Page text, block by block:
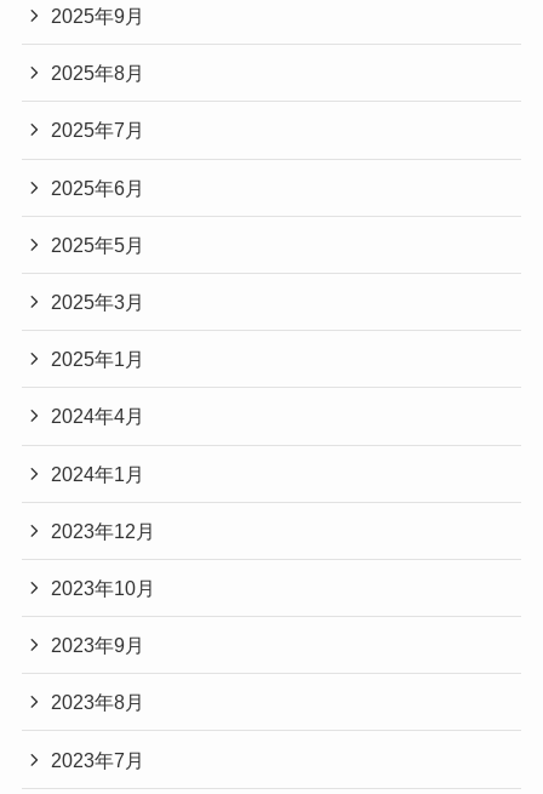
2025年9月
2025年8月
2025年7月
2025年6月
2025年5月
2025年3月
2025年1月
2024年4月
2024年1月
2023年12月
2023年10月
2023年9月
2023年8月
2023年7月